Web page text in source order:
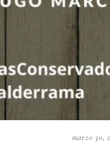
marzo 30,